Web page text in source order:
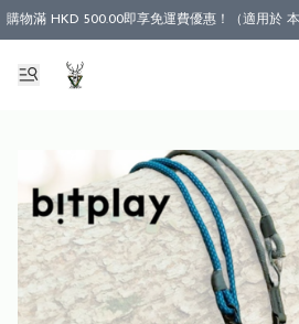
購物滿 HKD 500.00即享免運費優惠！（適用於